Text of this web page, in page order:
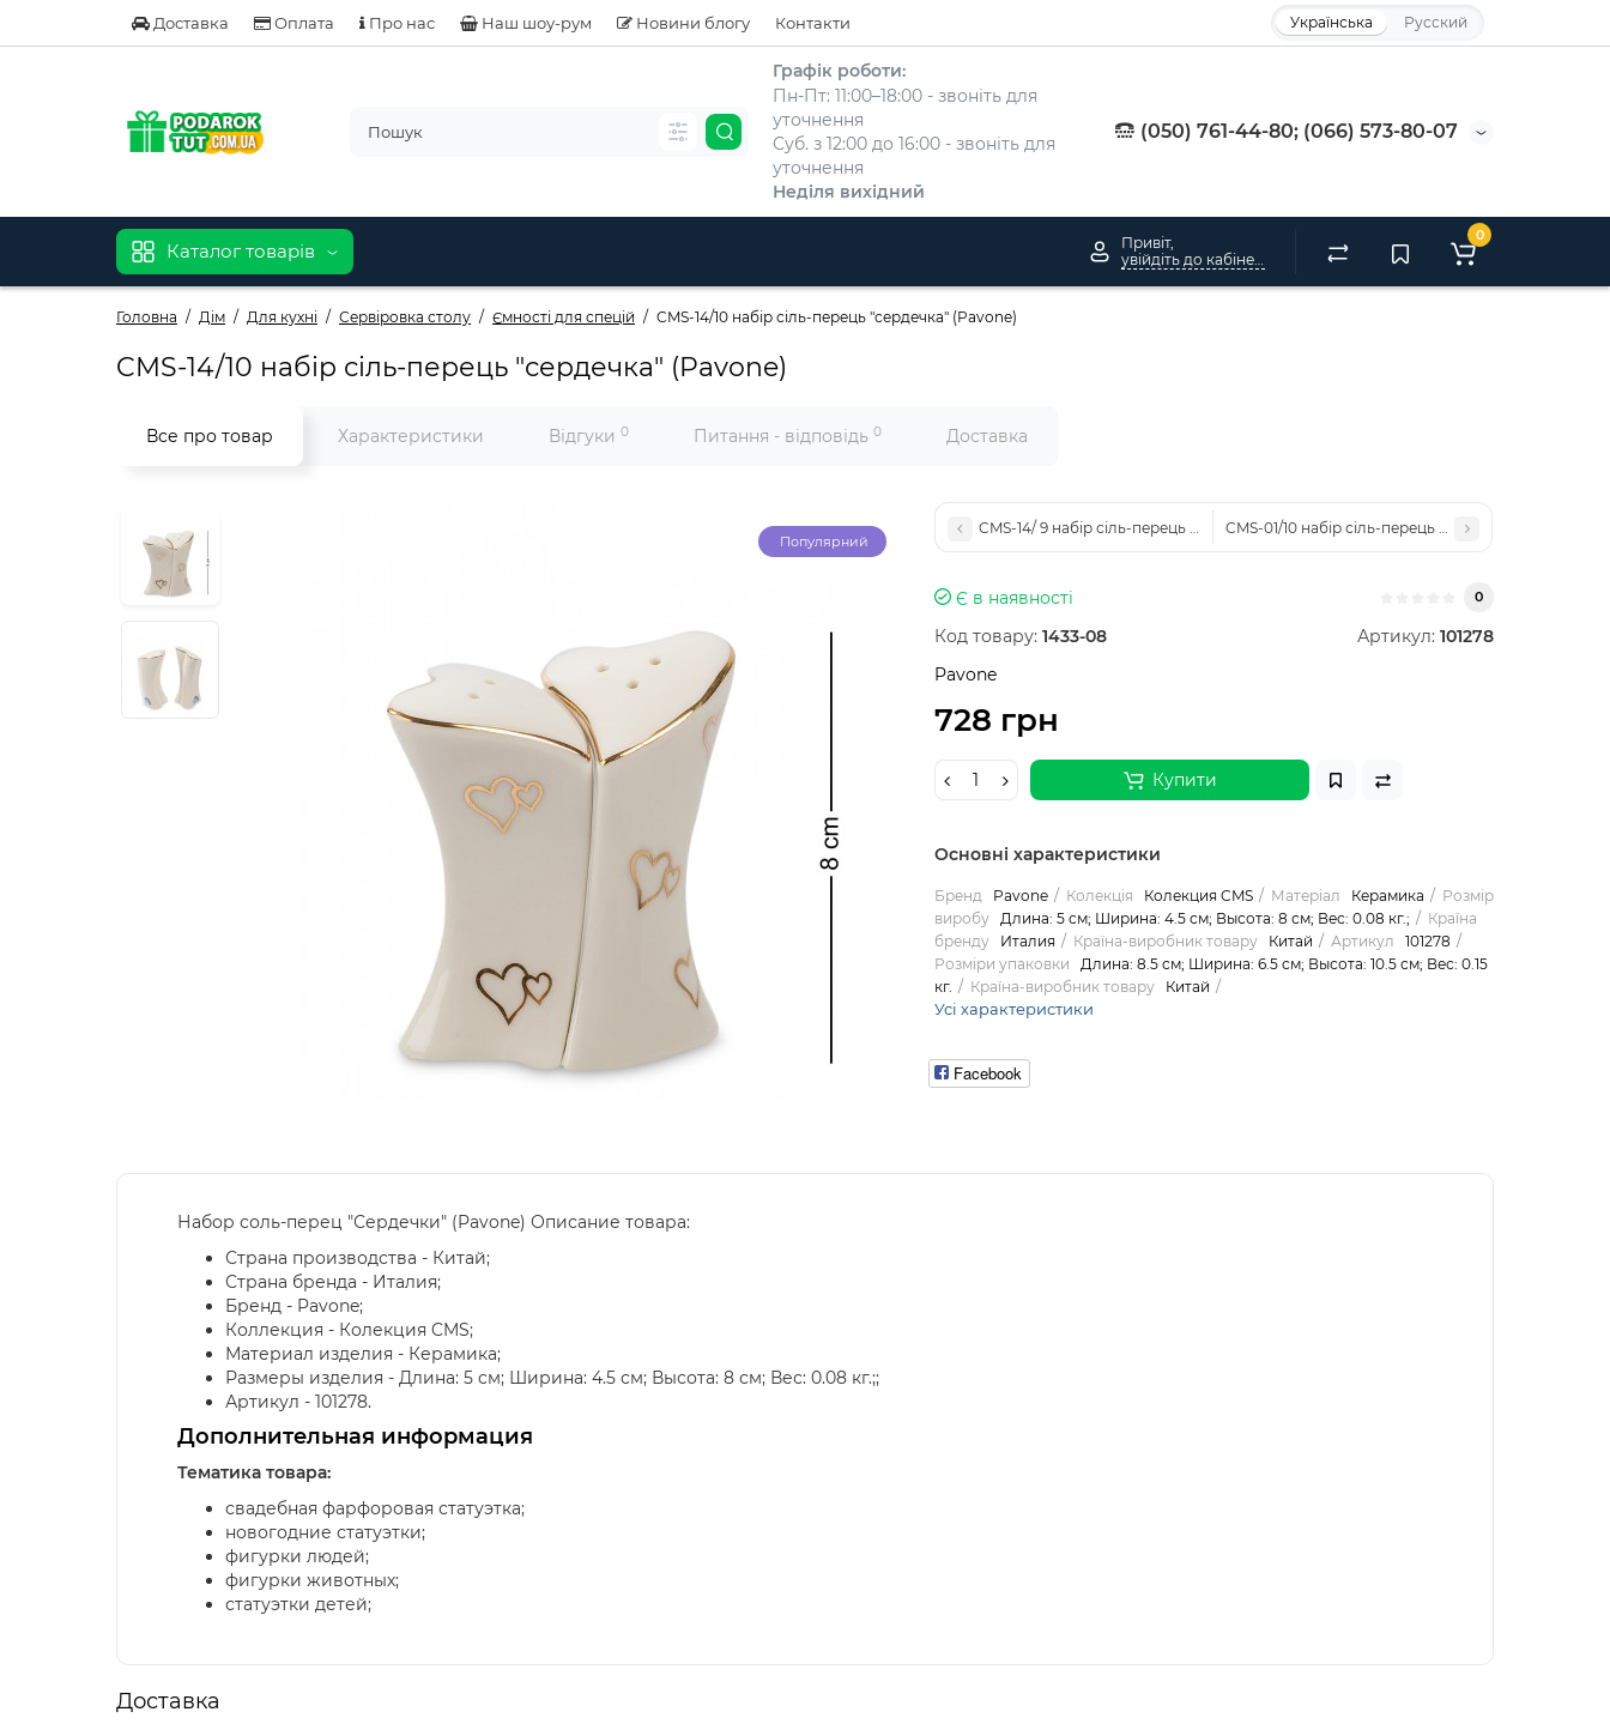
Доставка Оплата Про нас Наш шоу-рум Новини блогу Контакти Українська Русский
Графік роботи:
Пн-Пт: 11:00–18:00 - звоніть для
уточнення
Суб. з 12:00 до 16:00 - звоніть для
уточнення
Неділя вихідний
(050) 761-44-80; (066) 573-80-07
Каталог товарів
Привіт,
0
Головна Дім Для кухні Сервіровка столу Ємності для спецій CMS-14/10 набір сіль-перець "сердечка" (Pavone)
CMS-14/10 набір сіль-перець "сердечка" (Pavone)
Все про товар Характеристики Відгуки 0 Питання - відповідь 0 Доставка
Популярний
CMS-14/ 9 набір сіль-перець "молодята" (Pavone)CMS-01/10 набір сіль-перець "Туфельки" (Pavone)
Є в наявності 0
Код товару: 1433-08 Артикул: 101278
Pavone
728 грн
Купити
Основні характеристики
Бренд Pavone Колекція Колекция CMS Матеріал Керамика
Розмір
виробу
Длина: 5 см; Ширина: 4.5 см; Высота: 8 см; Вес: 0.08 кг.;
Країна
бренду
Италия Країна-виробник товару Китай Артикул
101278
Розміри упаковки
Длина: 8.5 см; Ширина: 6.5 см; Высота: 10.5 см; Вес: 0.15
кг.
Країна-виробник товару Китай
Усі характеристики
Facebook
Набор соль-перец "Сердечки" (Pavone) Описание товара:
Страна производства - Китай;
Страна бренда - Италия;
Бренд - Pavone;
Коллекция - Колекция CMS;
Материал изделия - Керамика;
Размеры изделия - Длина: 5 см; Ширина: 4.5 см; Высота: 8 см; Вес: 0.08 кг.;;
Артикул - 101278.
Дополнительная информация
Тематика товара:
свадебная фарфоровая статуэтка;
новогодние статуэтки;
фигурки людей;
фигурки животных;
статуэтки детей;
Доставка